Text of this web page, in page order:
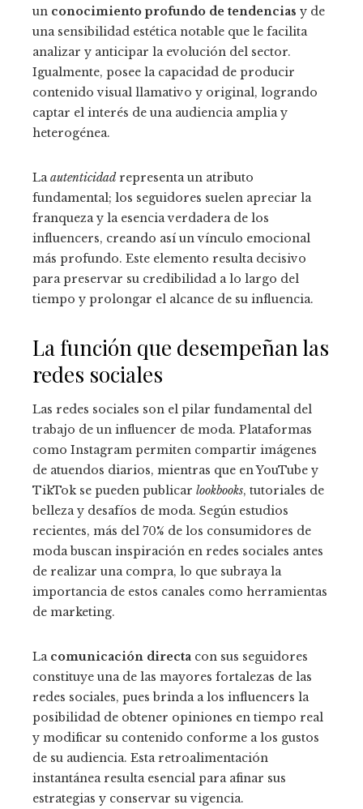
un conocimiento profundo de tendencias y de
una sensibilidad estética notable que le facilita
analizar y anticipar la evolución del sector.
Igualmente, posee la capacidad de producir
contenido visual llamativo y original, logrando
captar el interés de una audiencia amplia y
heterogénea.
Laautenticidadrepresenta un atributo
fundamental; los seguidores suelen apreciar la
franqueza y la esencia verdadera de los
influencers, creando así un vínculo emocional
más profundo. Este elemento resulta decisivo
para preservar su credibilidad a lo largo del
tiempo y prolongar el alcance de su influencia.
La función que desempeñan las
redes sociales
Las redes sociales son el pilar fundamental del
trabajo de un influencer de moda. Plataformas
como Instagram permiten compartir imágenes
de atuendos diarios, mientras que en YouTube y
TikTok se pueden publicar lookbooks, tutoriales de
belleza y desafíos de moda. Según estudios
recientes, más del 70% de los consumidores de
moda buscan inspiración en redes sociales antes
de realizar una compra, lo que subraya la
importancia de estos canales como herramientas
de marketing.
La comunicación directa con sus seguidores
constituye una de las mayores fortalezas de las
redes sociales, pues brinda a los influencers la
posibilidad de obtener opiniones en tiempo real
y modificar su contenido conforme a los gustos
de su audiencia. Esta retroalimentación
instantánea resulta esencial para afinar sus
estrategias y conservar su vigencia.